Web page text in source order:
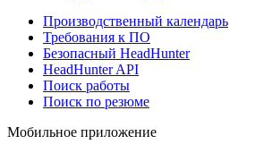
Производственный календарь
Требования к ПО
Безопасный HeadHunter
HeadHunter API
Поиск работы
Поиск по резюме
Мобильное приложение